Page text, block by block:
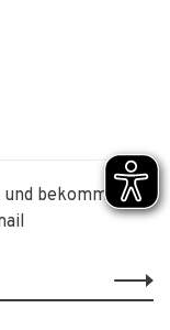
bekomme die